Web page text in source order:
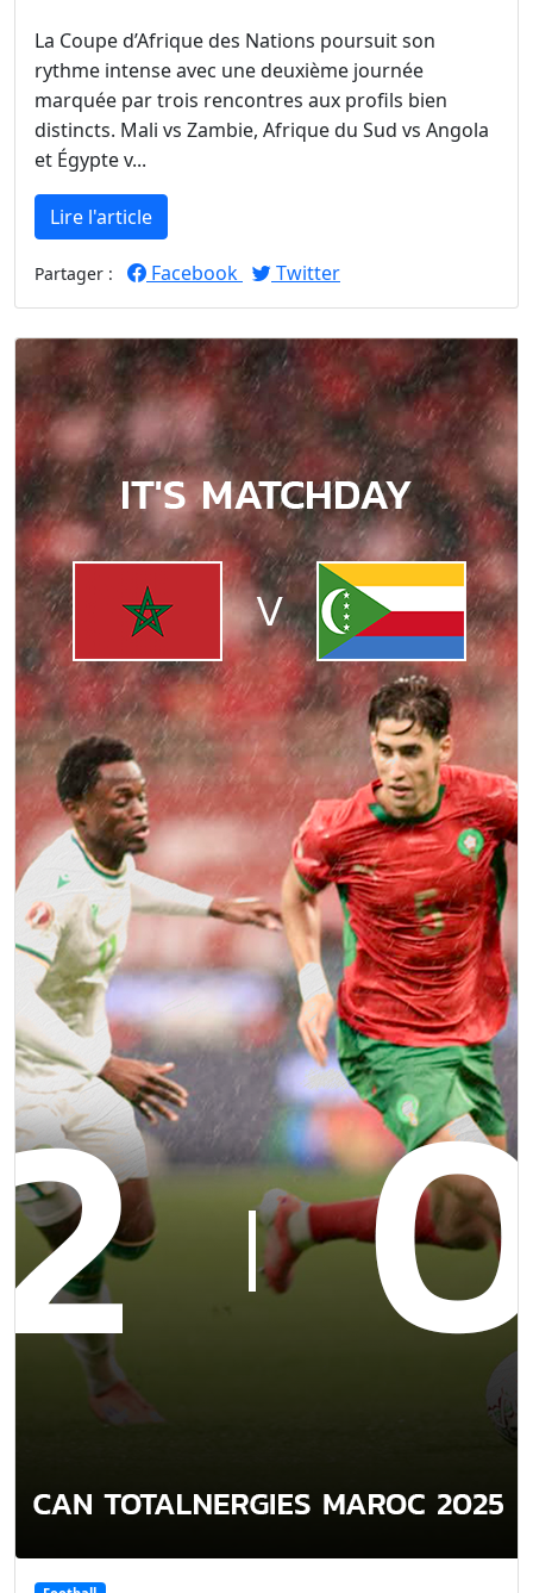
La Coupe d’Afrique des Nations poursuit son
rythme intense avec une deuxième journée
marquée par trois rencontres aux profils bien
distincts. Mali vs Zambie, Afrique du Sud vs Angola
et Égypte v...
Lire l'article
Partager : Facebook Twitter